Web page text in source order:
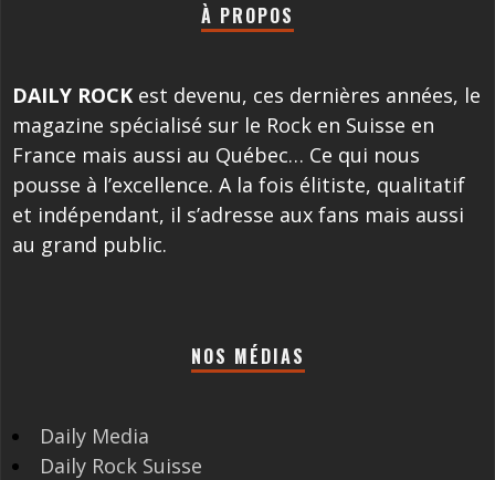
À PROPOS
DAILY ROCK est devenu, ces dernières années, le
magazine spécialisé sur le Rock en Suisse en
France mais aussi au Québec… Ce qui nous
pousse à l’excellence. A la fois élitiste, qualitatif
et indépendant, il s’adresse aux fans mais aussi
au grand public.
NOS MÉDIAS
Daily Media
Daily Rock Suisse